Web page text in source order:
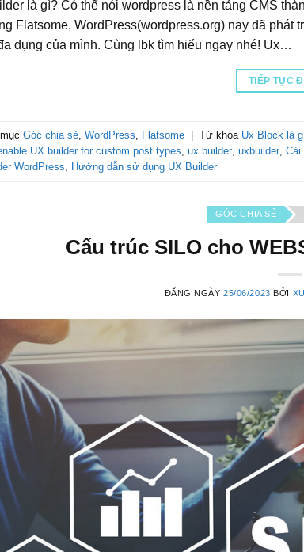
là gì? Có thể nói wordpress là nền tảng CMS
Flatsome, WordPress(wordpress.org) nay đã
dụng của mình. Cùng lbk tìm hiểu ngay nhé! Ux…
TIẾP TỤC
Góc chia sẻ, WordPress Flatsome | Từ khóa Ux Block là
UX builder for custom post types ux builder, uxbuilder, Cài
WordPress
Hướng dẫn sử dụng UX Builder
GÓC CHIA SẺ
Cấu trúc SILO cho
ĐĂNG NGÀY25/06/2023 BỞI